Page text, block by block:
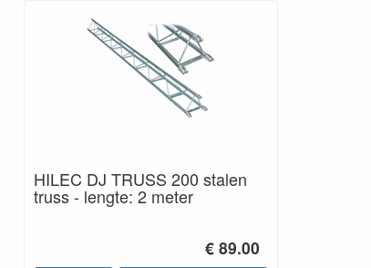
HILEC DJ TRUSS 200 stalen
truss - lengte: 2 meter
€ 89.00